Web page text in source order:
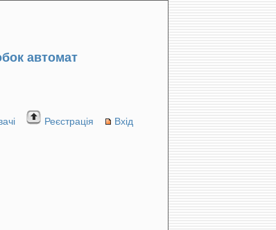
автомат
Реєстрація Вхід